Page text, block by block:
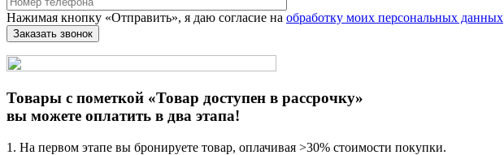
Нажимая кнопку «Отправить», я даю согласие на обработку моих персональных данных
Товары с пометкой «Товар доступен в рассрочку»
вы можете оплатить в два этапа!
1. На первом этапе вы бронируете товар, оплачивая >30% стоимости покупки.